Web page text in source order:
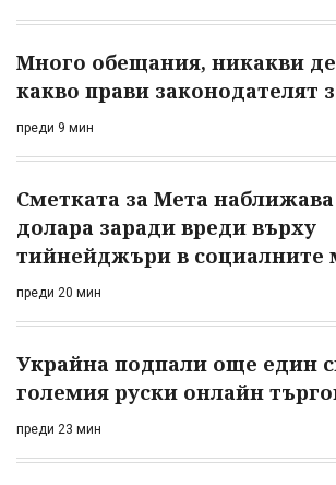
Много обещания, никакви
какво прави законодателят
преди 9 мин
Сметката за Мета
долара заради вреди върху
тийнейджъри в социалните
преди 20 мин
Украйна подпали още един
големия руски онлайн
преди 23 мин